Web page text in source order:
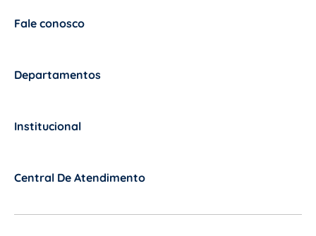
Fale conosco
Departamentos
Institucional
Central De Atendimento